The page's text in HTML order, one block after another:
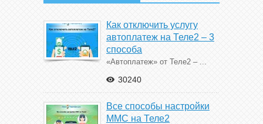
Как отключить услугу
автоплатеж на Теле2 – 3
способа
«Автоплатеж» от Теле2 – ...
30240
Все способы настройки
ММС на Теле2